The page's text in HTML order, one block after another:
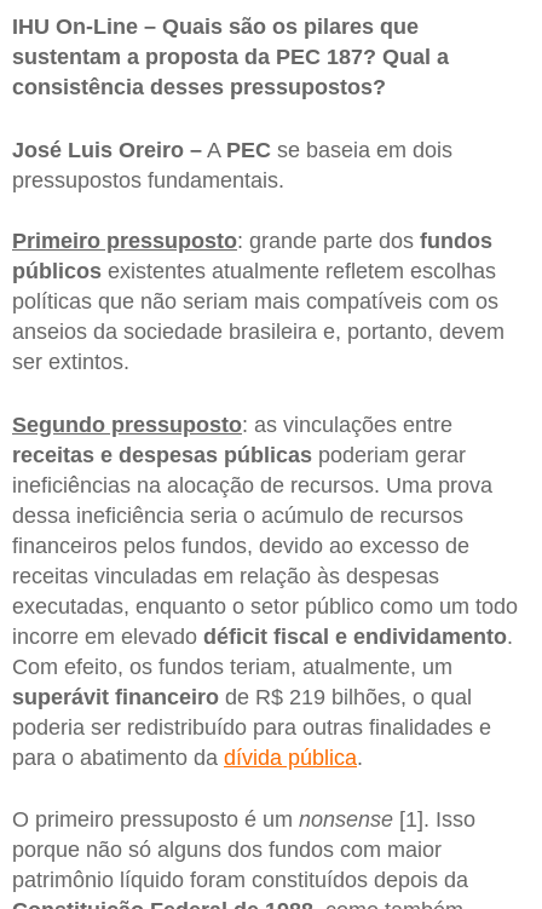
IHU On-Line – Quais são os pilares que
sustentam a proposta da PEC 187? Qual a
consistência desses pressupostos?
José Luis Oreiro – A PEC se baseia em dois
pressupostos fundamentais.
Primeiro pressuposto: grande parte dos fundos
públicos existentes atualmente refletem escolhas
políticas que não seriam mais compatíveis com os
anseios da sociedade brasileira e, portanto, devem
ser extintos.
Segundo pressuposto: as vinculações entre
receitas e despesas públicas poderiam gerar
ineficiências na alocação de recursos. Uma prova
dessa ineficiência seria o acúmulo de recursos
financeiros pelos fundos, devido ao excesso de
receitas vinculadas em relação às despesas
executadas, enquanto o setor público como um todo
incorre em elevado déficit fiscal e endividamento.
Com efeito, os fundos teriam, atualmente, um
superávit financeiro de R$ 219 bilhões, o qual
poderia ser redistribuído para outras finalidades e
para o abatimento da dívida pública.
O primeiro pressuposto é um nonsense [1]. Isso
porque não só alguns dos fundos com maior
patrimônio líquido foram constituídos depois da